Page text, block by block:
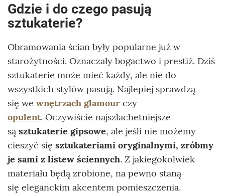
Gdzie i do czego pasują
sztukaterie?
Obramowania ścian były popularne już w
starożytności. Oznaczały bogactwo i prestiż. Dziś
sztukaterie może mieć każdy, ale nie do
wszystkich stylów pasują. Najlepiej sprawdzą
się we wnętrzach glamour czy
opulent. Oczywiście najszlachetniejsze
są sztukaterie gipsowe, ale jeśli nie możemy
cieszyć się sztukateriami oryginalnymi, zróbmy
je sami z listew ściennych. Z jakiegokolwiek
materiału będą zrobione, na pewno staną
się eleganckim akcentem pomieszczenia.